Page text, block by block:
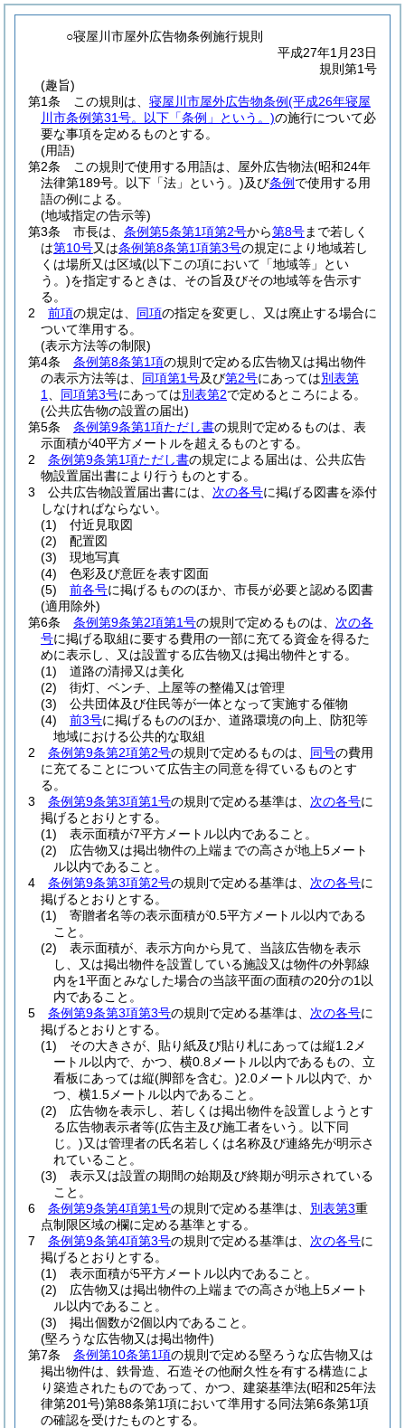
○寝屋川市屋外広告物条例施行規則
平成27年1月23日
規則第1号
(趣旨)
第1条
この規則は、 寝屋川市屋外広告物条例(平成26年寝屋
川市条例第31号。以下「条例」という。)の施行について必
要な事項を定めるものとする。
(用語)
第2条
この規則で使用する用語は、屋外広告物法(昭和24年
法律第189号。以下「法」という。)及び条例 で使用する用
語の例による。
(地域指定の告示等)
第3条
市長は、 条例第5条第1項第2号から第8号まで若しく
は第10号又は条例第8条第1項第3号の規定により地域若し
くは場所又は区域(以下この項において「地域等」とい
う。)を指定するときは、その旨及びその地域等を告示す
る。
2
前項の規定は、 同項の指定を変更し、又は廃止する場合に
ついて準用する。
(表示方法等の制限)
第4条
条例第8条第1項の規則で定める広告物又は掲出物件
の表示方法等は、 同項第1号及び第2号にあっては別表第
1
同項第3号にあっては別表第2で定めるところによる。
(公共広告物の設置の届出)
第5条
条例第9条第1項ただし書の規則で定めるものは、表
示面積が40平方メートルを超えるものとする。
2
条例第9条第1項ただし書の規定による届出は、公共広告
物設置届出書により行うものとする。
3
公共広告物設置届出書には、 次の各号に掲げる図書を添付
しなければならない。
(1)
付近見取図
(2)
配置図
(3)
現地写真
(4)
色彩及び意匠を表す図面
(5)
前各号に掲げるもののほか、市長が必要と認める図書
(適用除外)
第6条
条例第9条第2項第1号の規則で定めるものは、 次の各
号に掲げる取組に要する費用の一部に充てる資金を得るた
めに表示し、又は設置する広告物又は掲出物件とする。
(1)
道路の清掃又は美化
(2)
街灯、ベンチ、上屋等の整備又は管理
(3)
公共団体及び住民等が一体となって実施する催物
(4)
前3号に掲げるもののほか、道路環境の向上、防犯等
地域における公共的な取組
2
条例第9条第2項第2号の規則で定めるものは、 同号の費用
に充てることについて広告主の同意を得ているものとす
る。
3
条例第9条第3項第1号の規則で定める基準は、 次の各号に
掲げるとおりとする。
(1)
表示面積が7平方メートル以内であること。
(2)
広告物又は掲出物件の上端までの高さが地上5メート
ル以内であること。
4
条例第9条第3項第2号の規則で定める基準は、 次の各号に
掲げるとおりとする。
(1)
寄贈者名等の表示面積が0.5平方メートル以内である
こと。
(2)
表示面積が、表示方向から見て、当該広告物を表示
し、又は掲出物件を設置している施設又は物件の外郭線
内を1平面とみなした場合の当該平面の面積の20分の1以
内であること。
5
条例第9条第3項第3号の規則で定める基準は、 次の各号に
掲げるとおりとする。
(1)
その大きさが、貼り紙及び貼り札にあっては縦1.2メ
ートル以内で、かつ、横0.8メートル以内であるもの、立
看板にあっては縦(脚部を含む。)2.0メートル以内で、か
つ、横1.5メートル以内であること。
(2)
広告物を表示し、若しくは掲出物件を設置しようとす
る広告物表示者等(広告主及び施工者をいう。以下同
じ。)又は管理者の氏名若しくは名称及び連絡先が明示さ
れていること。
(3)
表示又は設置の期間の始期及び終期が明示されている
こと。
6
条例第9条第4項第1号の規則で定める基準は、 別表第3重
点制限区域の欄に定める基準とする。
7
条例第9条第4項第3号の規則で定める基準は、 次の各号に
掲げるとおりとする。
(1)
表示面積が5平方メートル以内であること。
(2)
広告物又は掲出物件の上端までの高さが地上5メート
ル以内であること。
(3)
掲出個数が2個以内であること。
(堅ろうな広告物又は掲出物件)
第7条
条例第10条第1項の規則で定める堅ろうな広告物又は
掲出物件は、鉄骨造、石造その他耐久性を有する構造によ
り築造されたものであって、かつ、建築基準法(昭和25年法
律第201号)第88条第1項において準用する同法第6条第1項
の確認を受けたものとする。